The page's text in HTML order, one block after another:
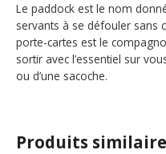
Le paddock est le nom
servants à se défouler sans
porte-cartes est le
sortir avec l’essentiel sur
ou d’une sacoche.
Produits